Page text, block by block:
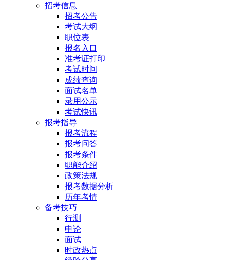
招考信息
招考公告
考试大纲
职位表
报名入口
准考证打印
考试时间
成绩查询
面试名单
录用公示
考试快讯
报考指导
报考流程
报考问答
报考条件
职能介绍
政策法规
报考数据分析
历年考情
备考技巧
行测
申论
面试
时政热点